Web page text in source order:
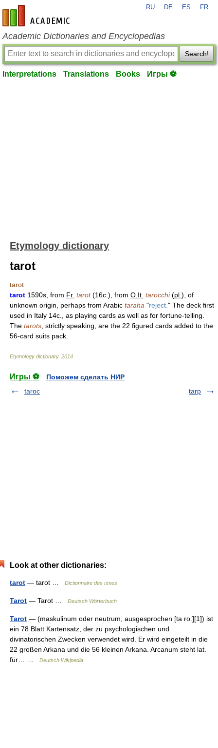
en-academic.com
RU DE ES FR
Academic Dictionaries and Encyclopedias
Search!
Interpretations Translations Books Игры ⚽
Etymology dictionary
tarot
tarot
tarot 1590s, from Fr. tarot(16c.), from O.It. tarocchi(pl. ), of
unknown origin, perhaps from Arabic taraha "reject. " The deck first
used in Italy 14c., as playing cards as well as for fortune-telling.
The tarots , strictly speaking, are the 22 figured cards added to the
56-card suits pack.
Etymology dictionary. 2014
Игры ⚽
Поможем сделать НИР
taroc
tarp
Look at other dictionaries:
tarot — tarot … Dictionnaire des rimes
Tarot — Tarot … Deutsch Wörterbuch
Tarot — (maskulinum oder neutrum, ausgesprochen [ta ro:][1]) ist
ein 78 Blatt Kartensatz, der zu psychologischen und
divinatorischen Zwecken verwendet wird. Er wird eingeteilt in die
22 großen Arkana und die 56 kleinen Arkana. Arcanum steht lat.
für… …
Deutsch Wikipedia